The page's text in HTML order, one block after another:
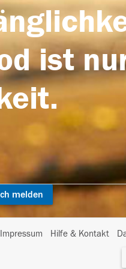
ist
melden
Impressum Hilfe & Kontakt